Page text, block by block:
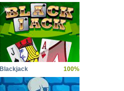
Blackjack 100%